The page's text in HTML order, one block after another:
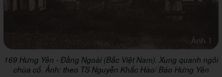
169 Hưng Yên - Đằng Ngoài (Bắc Việt Nam). Xung quanh ngôi
chùa cổ. Ảnh: theo TS Nguyễn Khắc Hào/ Báo Hưng Yên